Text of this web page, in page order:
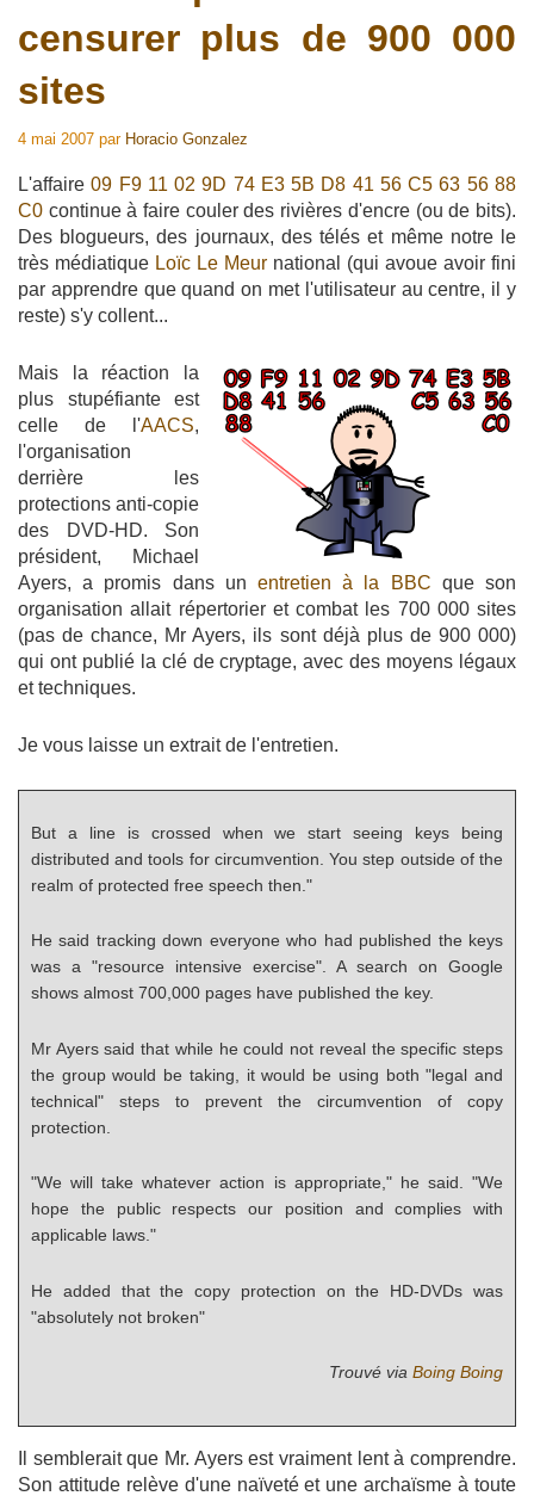
censurer plus de 900 000
sites
4 mai 2007 par Horacio Gonzalez
L'affaire09 F9 11 02 9D 74 E3 5B D8 41 56 C5 63 56 88
C0 continue à faire couler des rivières d'encre (ou de bits).
Des blogueurs, des journaux, des télés et même notre le
très médiatique Loïc Le Meur national (qui avoue avoir fini
par apprendre que quand on met l'utilisateur au centre, il y
reste) s'y collent...
Mais la réaction la
plus stupéfiante est
celle de l'AACS,
l'organisation
derrière les
protections anti-copie
des DVD-HD. Son
président, Michael
Ayers, a promis dans un entretien à la BBC que son
organisation allait répertorier et combat les 700 000 sites
(pas de chance, Mr Ayers, ils sont déjà plus de 900 000)
qui ont publié la clé de cryptage, avec des moyens légaux
et techniques.
Je vous laisse un extrait de l'entretien.
But a line is crossed when we start seeing keys being
distributed and tools for circumvention. You step outside of the
realm of protected free speech then."
He said tracking down everyone who had published the keys
was a "resource intensive exercise". A search on Google
shows almost 700,000 pages have published the key.
Mr Ayers said that while he could not reveal the specific steps
the group would be taking, it would be using both "legal and
technical" steps to prevent the circumvention of copy
protection.
"We will take whatever action is appropriate," he said. "We
hope the public respects our position and complies with
applicable laws."
He added that the copy protection on the HD-DVDs was
"absolutely not broken"
Trouvé via Boing Boing
Il semblerait que Mr. Ayers est vraiment lent à comprendre.
Son attitude relève d'une naïveté et une archaïsme à toute